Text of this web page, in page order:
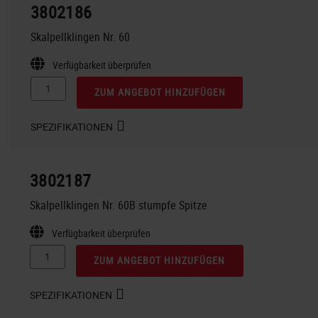
3802186
Skalpellklingen Nr. 60
Verfügbarkeit überprüfen
ZUM ANGEBOT HINZUFÜGEN
SPEZIFIKATIONEN
3802187
Skalpellklingen Nr. 60B stumpfe Spitze
Verfügbarkeit überprüfen
ZUM ANGEBOT HINZUFÜGEN
SPEZIFIKATIONEN